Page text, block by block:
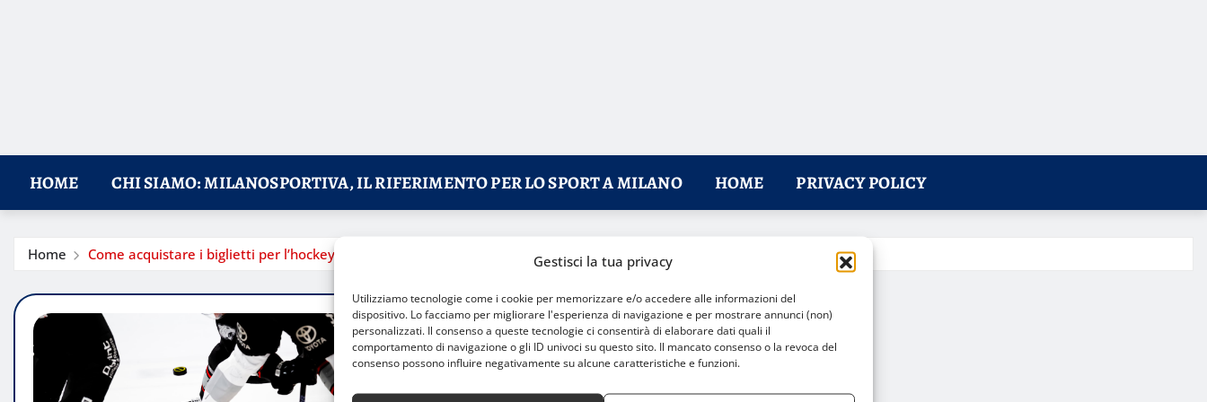
Gestisci la tua privacy
Utilizziamo tecnologie come i cookie per memorizzare e/o accedere alle informazioni del
dispositivo. Lo facciamo per migliorare l'esperienza di navigazione e per mostrare annunci (non)
personalizzati. Il consenso a queste tecnologie ci consentirà di elaborare dati quali il
comportamento di navigazione o gli ID univoci su questo sito. Il mancato consenso o la revoca del
consenso possono influire negativamente su alcune caratteristiche e funzioni.
HOME CHI SIAMO: MILANOSPORTIVA, IL RIFERIMENTO PER LO SPORT A MILANO HOME PRIVACY POLICY
Home Come acquistare i biglietti per l’hockey su ghiaccio a Milano durante le Olimpiadi Invernali 2026